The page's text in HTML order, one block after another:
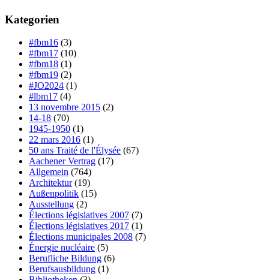
Kategorien
#fbm16 (3)
#fbm17 (10)
#fbm18 (1)
#fbm19 (2)
#JO2024 (1)
#lbm17 (4)
13 novembre 2015 (2)
14-18 (70)
1945-1950 (1)
22 mars 2016 (1)
50 ans Traité de l'Élysée (67)
Aachener Vertrag (17)
Allgemein (764)
Architektur(19)
Außenpolitik (15)
Ausstellung (2)
Élections législatives 2007 (7)
Élections législatives 2017 (1)
Élections municipales 2008 (7)
Énergie nucléaire (5)
Berufliche Bildung (6)
Berufsausbildung (1)